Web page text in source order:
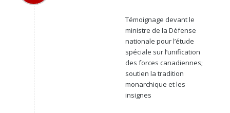
Témoignage devant le
ministre de la Défense
nationale pour l’étude
spéciale sur l’unification
des forces canadiennes;
soutien la tradition
monarchique et les
insignes